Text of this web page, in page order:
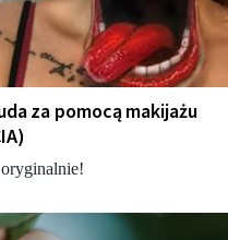
za pomocą makijażu